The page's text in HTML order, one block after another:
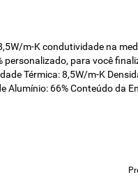
8,5W/m-K condutividade na
para você
Térmica: 8,5W/m-K
Alumínio: 66% Conteúdo